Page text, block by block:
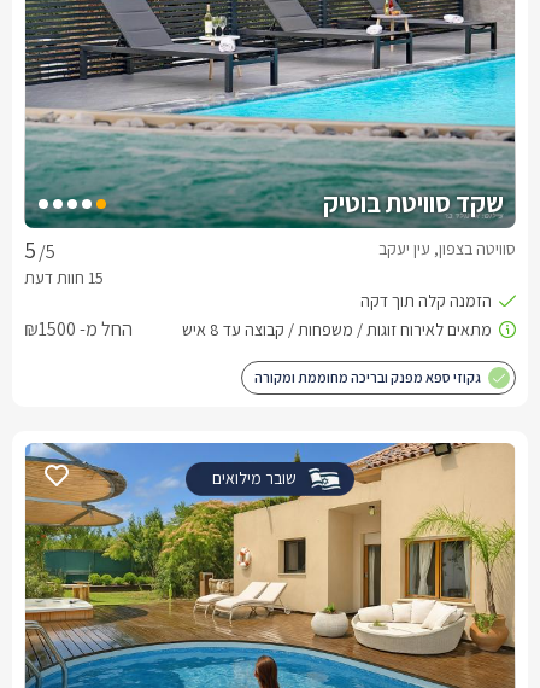
שקד סוויטת בוטיק
/5 סוויטה בצפון, עין יעקב
החל מ- ₪1500
גקוזי ספא מפנק ובריכה מחוממת ומקורה
שובר מילואים